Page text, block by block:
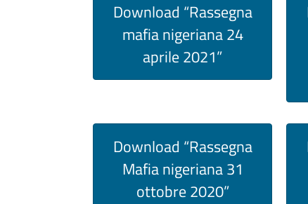
Download “Rassegna
mafia nigeriana 24
aprile 2021”
Download “Rassegna
Mafia nigeriana 31
ottobre 2020”